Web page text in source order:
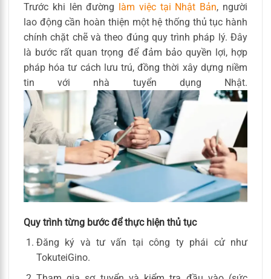
Trước khi lên đường làm việc tại Nhật Bản, người
lao động cần hoàn thiện một hệ thống thủ tục hành
chính chặt chẽ và theo đúng quy trình pháp lý. Đây
là bước rất quan trọng để đảm bảo quyền lợi, hợp
pháp hóa tư cách lưu trú, đồng thời xây dựng niềm
tin với nhà tuyển dụng Nhật.
Quy trình từng bước để thực hiện thủ tục
Đăng ký và tư vấn tại công ty phái cử như
TokuteiGino.